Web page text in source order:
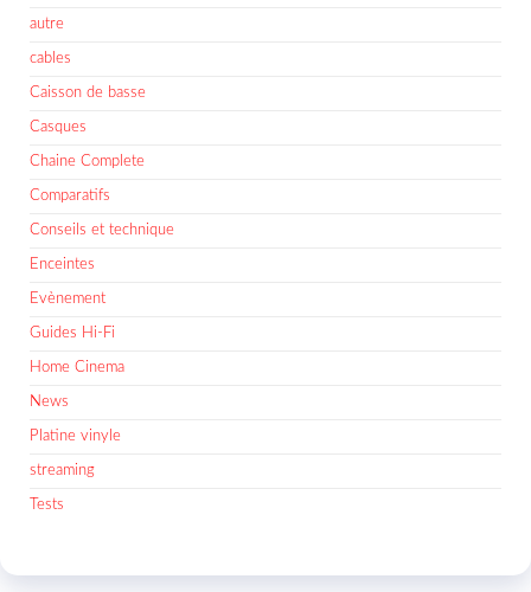
autre
cables
Caisson de basse
Casques
Chaine Complete
Comparatifs
Conseils et technique
Enceintes
Evènement
Guides Hi-Fi
Home Cinema
News
Platine vinyle
streaming
Tests